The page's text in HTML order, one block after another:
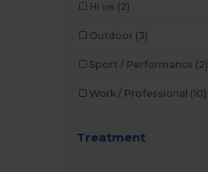
Hi vis (2)
Outdoor (3)
Sport / Performance (2)
Work / Professional (10)
Treatment